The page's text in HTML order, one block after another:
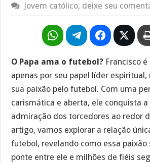
Jovem católico, deixe seu
O Papa ama o futebol? Francisco
apenas por seu papel líder
sua paixão pelo futebol. Com uma
carismática e aberta, ele conquista
admiração dos torcedores ao redor
artigo, vamos explorar a relação
futebol, revelando como essa paixão
ponte entre ele e milhões de fiéis